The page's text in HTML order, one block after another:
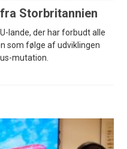
Storbritannien
lande, der har forbudt alle
som følge af udviklingen
mutation.